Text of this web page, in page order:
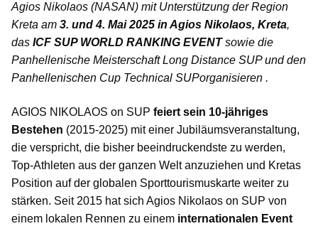
Agios Nikolaos (NASAN) mit Unterstützung der Region
Kreta am 3. und 4. Mai 2025 in Agios Nikolaos, Kreta,
das ICF SUP WORLD RANKING EVENTsowie die
Panhellenische Meisterschaft Long Distance SUP und den
Panhellenischen Cup Technical SUPorganisieren .
AGIOS NIKOLAOS on SUP feiert sein 10-jähriges
Bestehen (2015-2025) mit einer Jubiläumsveranstaltung,
die verspricht, die bisher beeindruckendste zu werden,
Top-Athleten aus der ganzen Welt anzuziehen und Kretas
Position auf der globalen Sporttourismuskarte weiter zu
stärken. Seit 2015 hat sich Agios Nikolaos on SUP von
einem lokalen Rennen zu einem internationalen Event